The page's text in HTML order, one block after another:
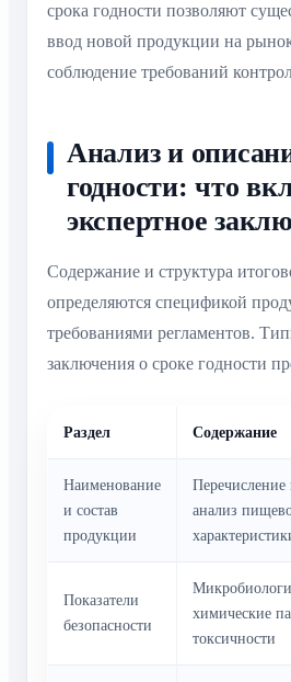
срока годности позволяют
ввод новой продукции на
соблюдение требований
Анализ и
годности: что
экспертное
Содержание и структура
определяются спецификой
требованиями регламентов.
заключения о сроке годности
Раздел Содержание
Наименование
и состав
продукции
Перечисление
анализ
Показатели
безопасности
химические
токсичности